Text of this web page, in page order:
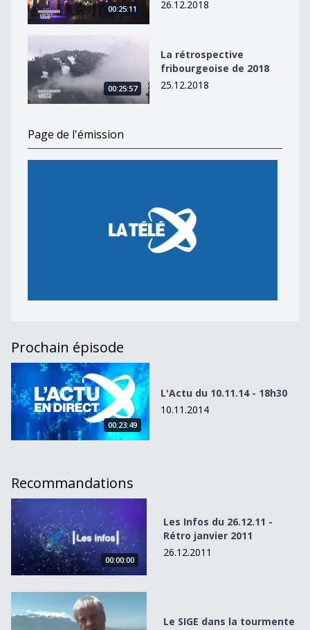
00:25:11
26.12.2018
00:25:57
La rétrospective
fribourgeoise de 2018
25.12.2018
Page de l'émission
Prochain épisode
L&#039;Actu du 10.11.14 - 18h30
00:23:49
L'Actu du 10.11.14 - 18h30
10.11.2014
Recommandations
Les Infos du 26.12.11 - Rétro janvier 2011
00:00:00
Les Infos du 26.12.11 -
Rétro janvier 2011
26.12.2011
Le SIGE dans la tourmente
Le SIGE dans la tourmente